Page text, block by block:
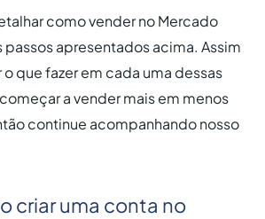
como vender no Mercado
passos apresentados acima. Assim
que fazer em cada uma dessas
a vender mais em menos
continue acompanhando nosso
criar uma conta no